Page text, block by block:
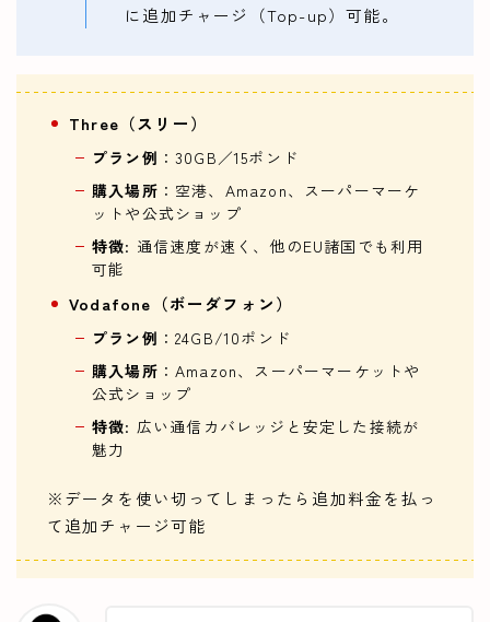
に追加チャージ（Top-up）可能。
Three（スリー）
プラン例 ：30GB／15ポンド
購入場所 ：空港、Amazon、スーパーマーケ
ットや公式ショップ
特徴: 通信速度が速く、他のEU諸国でも利用
可能
Vodafone（ボーダフォン）
プラン例 ：24GB/10ポンド
購入場所 ：Amazon、スーパーマーケットや
公式ショップ
特徴: 広い通信カバレッジと安定した接続が
魅力
※データを使い切ってしまったら追加料金を払っ
て追加チャージ可能